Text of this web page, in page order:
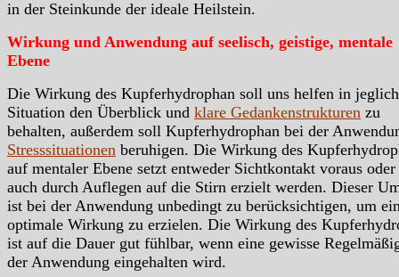
in der Steinkunde der ideale Heilstein.
Wirkung und Anwendung auf seelisch, geistige, mentale
Ebene
Die Wirkung des Kupferhydrophan soll uns helfen in
Situation den Überblick und klare Gedankenstrukturen zu
behalten, außerdem soll Kupferhydrophan bei der
Stresssituationen beruhigen. Die Wirkung des
auf mentaler Ebene setzt entweder Sichtkontakt voraus
auch durch Auflegen auf die Stirn erzielt werden. Dieser
ist bei der Anwendung unbedingt zu berücksichtigen, um
optimale Wirkung zu erzielen. Die Wirkung des
ist auf die Dauer gut fühlbar, wenn eine gewisse
der Anwendung eingehalten wird.